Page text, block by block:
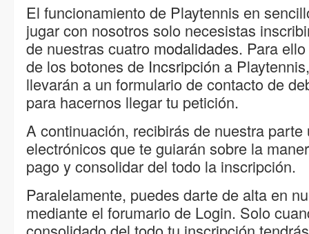
El funcionamiento de Playtennis en
jugar con nosotros solo necesistas
de nuestras cuatro modalidades. Para
de los botones de Incsripción a
llevarán a un formulario de contacto de
para hacernos llegar tu petición.
A continuación, recibirás de nuestra parte
electrónicos que te guiarán sobre la
pago y consolidar del todo la inscripción.
Paralelamente, puedes darte de alta en
mediante el forumario de Login. Solo